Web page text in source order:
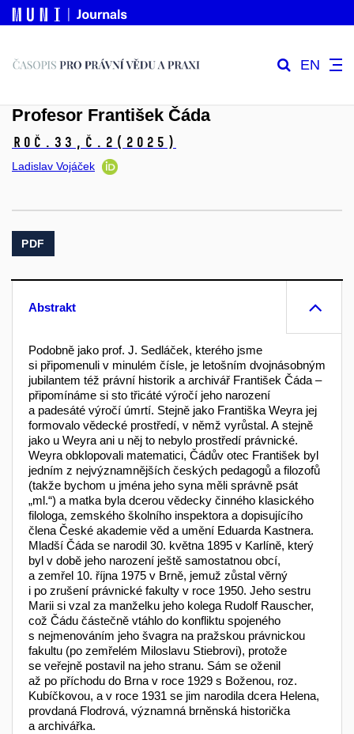
EN
Profesor František Čáda
Roč.33, č.2 (2025)
Ladislav Vojáček
PDF
Abstrakt
Podobně jako prof. J. Sedláček, kterého jsme
si připomenuli v minulém čísle, je letošním dvojnásobným
jubilantem též právní historik a archivář František Čáda –
připomínáme si sto třicáté výročí jeho narození
a padesáté výročí úmrtí. Stejně jako Františka Weyra jej
formovalo vědecké prostředí, v němž vyrůstal. A stejně
jako u Weyra ani u něj to nebylo prostředí právnické.
Weyra obklopovali matematici, Čádův otec František byl
jedním z nejvýznamnějších českých pedagogů a filozofů
(takže bychom u jména jeho syna měli správně psát
„ml.“) a matka byla dcerou vědecky činného klasického
filologa, zemského školního inspektora a dopisujícího
člena České akademie věd a umění Eduarda Kastnera.
Mladší Čáda se narodil 30. května 1895 v Karlíně, který
byl v době jeho narození ještě samostatnou obcí,
a zemřel 10. října 1975 v Brně, jemuž zůstal věrný
i po zrušení právnické fakulty v roce 1950. Jeho sestru
Marii si vzal za manželku jeho kolega Rudolf Rauscher,
což Čádu částečně vtáhlo do konfliktu spojeného
s nejmenováním jeho švagra na pražskou právnickou
fakultu (po zemřelém Miloslavu Stiebrovi), protože
se veřejně postavil na jeho stranu. Sám se oženil
až po příchodu do Brna v roce 1929 s Boženou, roz.
Kubíčkovou, a v roce 1931 se jim narodila dcera Helena,
provdaná Flodrová, významná brněnská historička
a archivářka.